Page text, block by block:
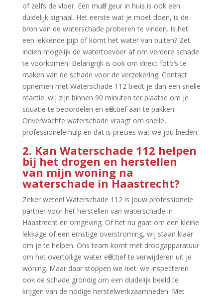
of zelfs de vloer.​ Een muffe geur in huis is ook een
duidelijk signaal.​ Het eerste wat je moet doen, is de
bron van de waterschade proberen te vinden.​ Is het
een lekkende pijp of komt het water van buiten? Zet
indien mogelijk de watertoevoer af om verdere schade
te voorkomen.​ Belangrijk is ook om direct foto’s te
maken van de schade voor de verzekering.​ Contact
opnemen met Waterschade 112 biedt je dan een snelle
reactie: wij zijn binnen 90 minuten ter plaatse om je
situatie te beoordelen en effectief aan te pakken.​
Onverwachte waterschade vraagt om snelle,
professionele hulp en dat is precies wat we jou bieden.​
2.​ Kan Waterschade 112 helpen
bij het drogen en herstellen
van mijn woning na
waterschade in Haastrecht?
Zeker weten! Waterschade 112 is jouw professionele
partner voor het herstellen van waterschade in
Haastrecht en omgeving.​ Of het nu gaat om een kleine
lekkage of een ernstige overstroming, wij staan klaar
om je te helpen.​ Ons team komt met droogapparatuur
om het overtollige water effectief te verwijderen uit je
woning.​ Maar daar stoppen we niet: we inspecteren
ook de schade grondig om een duidelijk beeld te
krijgen van de nodige herstelwerkzaamheden.​ Met